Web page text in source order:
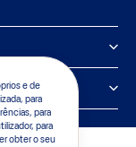
e de
para
para
para
obter o seu